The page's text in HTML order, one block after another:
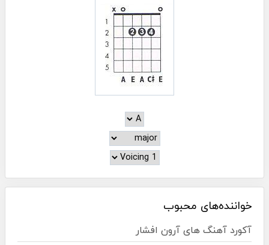
خواننده‌های محبوب
آکورد آهنگ های آرون افشار